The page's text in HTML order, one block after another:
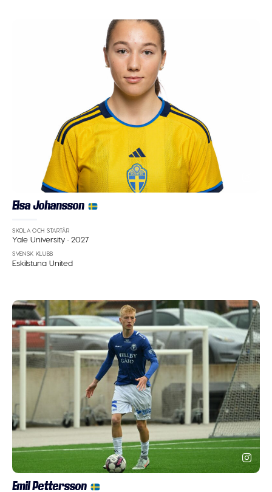
Elsa Johansson
SKOLA OCH STARTÅR
Yale University·2027
SVENSK KLUBB
Eskilstuna United
Emil Pettersson